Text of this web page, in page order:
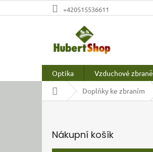
na
+420515536611
Optika Vzduchové zbraně
Domů
Doplňky ke zbraním
Nákupní košík